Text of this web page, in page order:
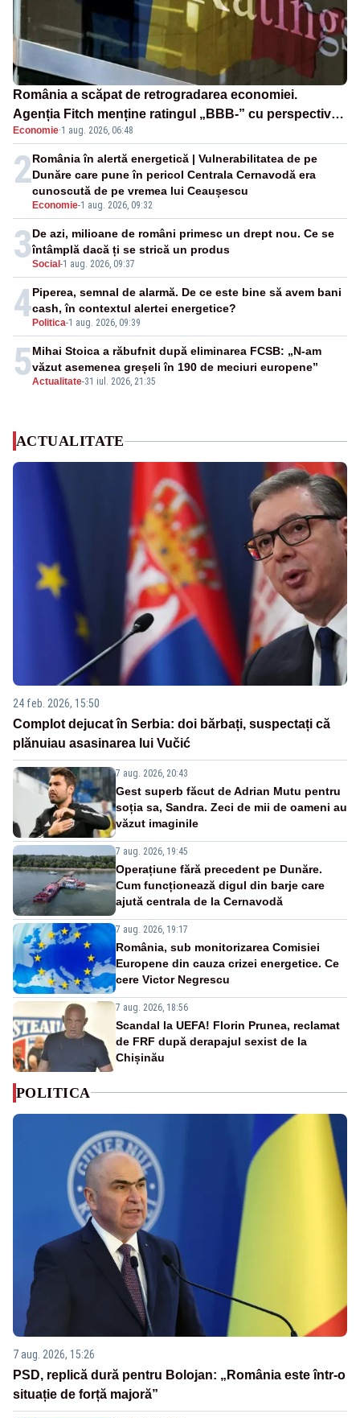
România a scăpat de retrogradarea economiei.
Agenția Fitch menține ratingul „BBB-” cu perspectivă
negativă
Economie·1 aug. 2026, 06:48
2
Economie-1 aug. 2026, 09:32
România în alertă energetică | Vulnerabilitatea de pe
Dunăre care pune în pericol Centrala Cernavodă era
cunoscută de pe vremea lui Ceaușescu
3Social -1 aug. 2026, 09:37
De azi, milioane de români primesc un drept nou. Ce se
întâmplă dacă ți se strică un produs
4 Politica-1 aug. 2026, 09:39
Piperea, semnal de alarmă. De ce este bine să avem bani
cash, în contextul alertei energetice?
5Actualitate-31 iul. 2026, 21:35
Mihai Stoica a răbufnit după eliminarea FCSB: „N-am
văzut asemenea greșeli în 190 de meciuri europene”
ACTUALITATE
24 feb. 2026, 15:50
Complot dejucat în Serbia: doi bărbați, suspectați că
plănuiau asasinarea lui Vučić
7 aug. 2026, 20:43
Gest superb făcut de Adrian Mutu pentru
soția sa, Sandra. Zeci de mii de oameni au
văzut imaginile
7 aug. 2026, 19:45
Operațiune fără precedent pe Dunăre.
Cum funcționează digul din barje care
ajută centrala de la Cernavodă
7 aug. 2026, 19:17
România, sub monitorizarea Comisiei
Europene din cauza crizei energetice. Ce
cere Victor Negrescu
7 aug. 2026, 18:56
Scandal la UEFA! Florin Prunea, reclamat
de FRF după derapajul sexist de la
Chișinău
POLITICA
7 aug. 2026, 15:26
PSD, replică dură pentru Bolojan: „România este într-o
situație de forță majoră”